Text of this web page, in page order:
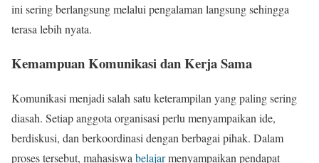
ini sering berlangsung melalui pengalaman langsung sehingga
terasa lebih nyata.
Kemampuan Komunikasi dan Kerja Sama
Komunikasi menjadi salah satu keterampilan yang paling sering
diasah. Setiap anggota organisasi perlu menyampaikan ide,
berdiskusi, dan berkoordinasi dengan berbagai pihak. Dalam
proses tersebut, mahasiswa belajarmenyampaikan pendapat